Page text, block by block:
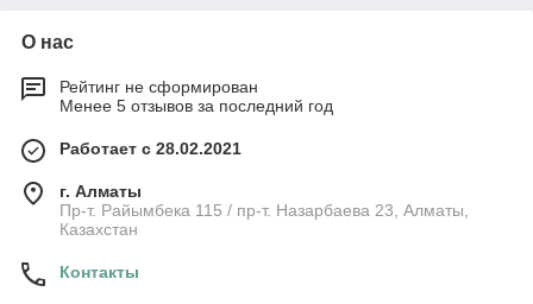
О нас
Рейтинг не сформирован
Менее 5 отзывов за последний год
Работает с 28.02.2021
г. Алматы
Пр-т. Райымбека 115 / пр-т. Назарбаева 23, Алматы,
Казахстан
Контакты